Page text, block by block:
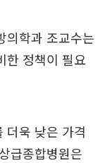
의학과 조교수는
한 정책이 필요
더욱 낮은 가격
급종합병원은